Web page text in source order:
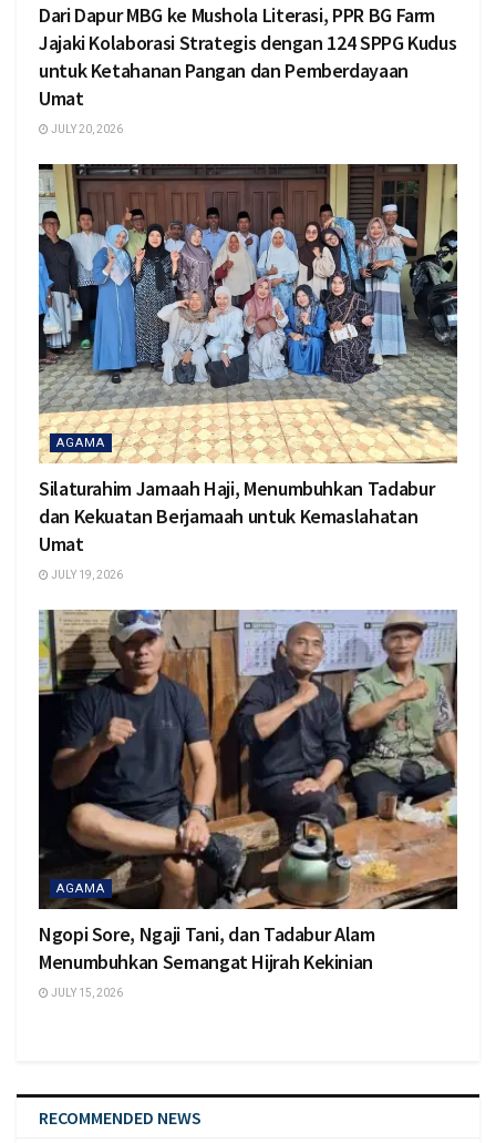
Dari Dapur MBG ke Mushola Literasi, PPR BG Farm
Jajaki Kolaborasi Strategis dengan 124 SPPG Kudus
untuk Ketahanan Pangan dan Pemberdayaan
Umat
JULY 20, 2026
AGAMA
Silaturahim Jamaah Haji, Menumbuhkan Tadabur
dan Kekuatan Berjamaah untuk Kemaslahatan
Umat
JULY 19, 2026
AGAMA
Ngopi Sore, Ngaji Tani, dan Tadabur Alam
Menumbuhkan Semangat Hijrah Kekinian
JULY 15, 2026
RECOMMENDED NEWS